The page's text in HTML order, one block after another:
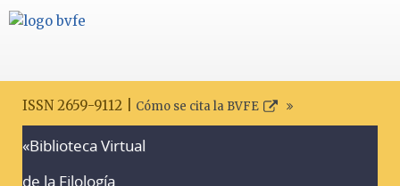
ISSN 2659-9112 | Cómo se cita la BVFE
«Biblioteca Virtual
de la Filología